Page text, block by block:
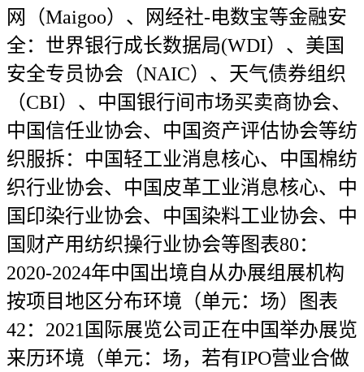
网（Maigoo）、网经社-电数宝等金融安
全：世界银行成长数据局(WDI）、美国
安全专员协会（NAIC）、天气债券组织
（CBI）、中国银行间市场买卖商协会、
中国信任业协会、中国资产评估协会等纺
织服拆：中国轻工业消息核心、中国棉纺
织行业协会、中国皮革工业消息核心、中
国印染行业协会、中国染料工业协会、中
国财产用纺织操行业协会等图表80：
2020-2024年中国出境自从办展组展机构
按项目地区分布环境（单元：场）图表
42：2021国际展览公司正在中国举办展览
来历环境（单元：场，若有IPO营业合做